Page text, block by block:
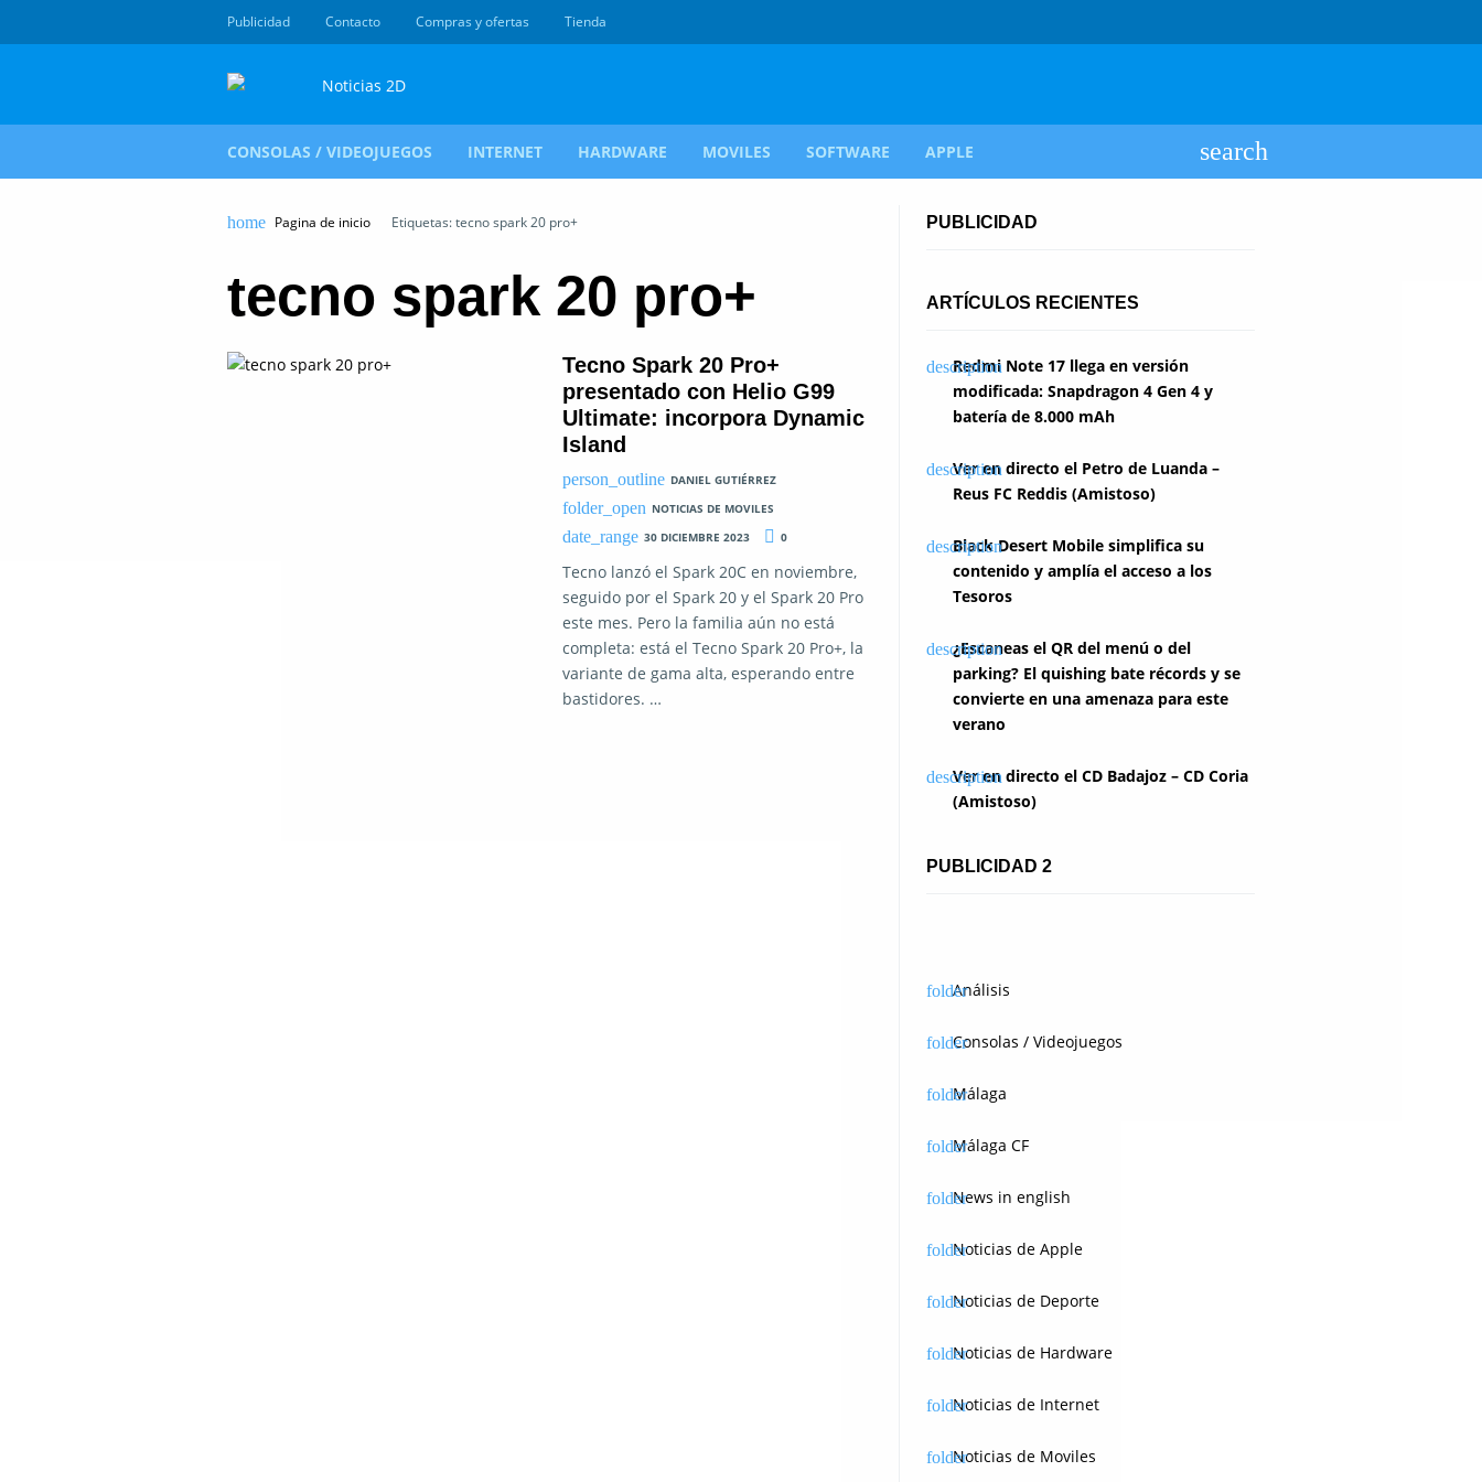
Publicidad Contacto Compras y ofertas Tienda
CONSOLAS / VIDEOJUEGOS INTERNET HARDWARE MOVILES SOFTWARE APPLE
Pagina de inicio Etiquetas: tecno spark 20 pro+
tecno spark 20 pro+
Tecno Spark 20 Pro+
presentado con Helio G99
Ultimate: incorpora Dynamic
Island
DANIEL GUTIÉRREZ
NOTICIAS DE MOVILES
30 DICIEMBRE 2023
0
Tecno lanzó el Spark 20C en noviembre,
seguido por el Spark 20 y el Spark 20 Pro
este mes. Pero la familia aún no está
completa: está el Tecno Spark 20 Pro+, la
variante de gama alta, esperando entre
bastidores. …
PUBLICIDAD
ARTÍCULOS RECIENTES
Redmi Note 17 llega en versión
modificada: Snapdragon 4 Gen 4 y
batería de 8.000 mAh
Ver en directo el Petro de Luanda –
Reus FC Reddis (Amistoso)
Black Desert Mobile simplifica su
contenido y amplía el acceso a los
Tesoros
¿Escaneas el QR del menú o del
parking? El quishing bate récords y se
convierte en una amenaza para este
verano
Ver en directo el CD Badajoz – CD Coria
(Amistoso)
PUBLICIDAD 2
Análisis
Consolas / Videojuegos
Málaga
Málaga CF
News in english
Noticias de Apple
Noticias de Deporte
Noticias de Hardware
Noticias de Internet
Noticias de Moviles